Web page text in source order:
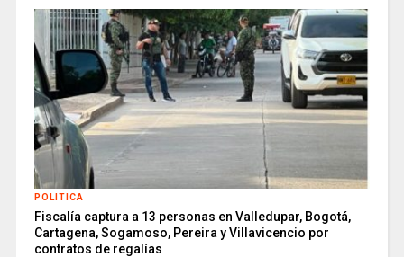
POLITICA
Fiscalía captura a 13 personas en Valledupar, Bogotá,
Cartagena, Sogamoso, Pereira y Villavicencio por
contratos de regalías